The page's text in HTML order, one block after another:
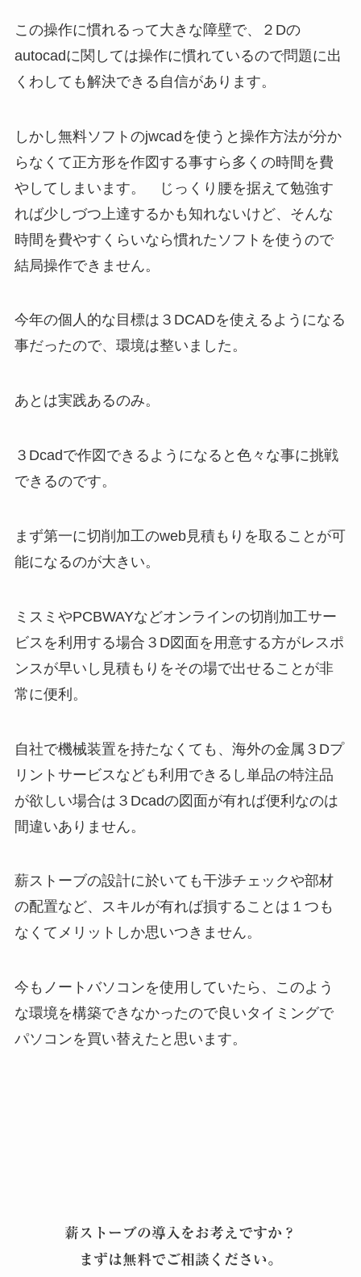
この操作に慣れるって大きな障壁で、２Dの
autocadに関しては操作に慣れているので問題に出
くわしても解決できる自信があります。
しかし無料ソフトのjwcadを使うと操作方法が分か
らなくて正方形を作図する事すら多くの時間を費
やしてしまいます。 じっくり腰を据えて勉強す
れば少しづつ上達するかも知れないけど、そんな
時間を費やすくらいなら慣れたソフトを使うので
結局操作できません。
今年の個人的な目標は３DCADを使えるようになる
事だったので、環境は整いました。
あとは実践あるのみ。
３Dcadで作図できるようになると色々な事に挑戦
できるのです。
まず第一に切削加工のweb見積もりを取ることが可
能になるのが大きい。
ミスミやPCBWAYなどオンラインの切削加工サー
ビスを利用する場合３D図面を用意する方がレスポ
ンスが早いし見積もりをその場で出せることが非
常に便利。
自社で機械装置を持たなくても、海外の金属３Dプ
リントサービスなども利用できるし単品の特注品
が欲しい場合は３Dcadの図面が有れば便利なのは
間違いありません。
薪ストーブの設計に於いても干渉チェックや部材
の配置など、スキルが有れば損することは１つも
なくてメリットしか思いつきません。
今もノートバソコンを使用していたら、このよう
な環境を構築できなかったので良いタイミングで
パソコンを買い替えたと思います。
薪ストーブの導入をお考えですか？
まずは無料でご相談ください。